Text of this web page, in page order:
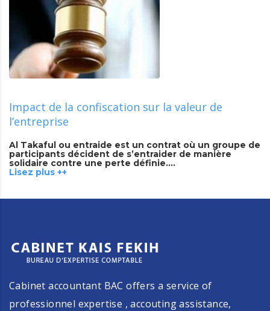
Impact de la confiscation sur la valeur de
l’entreprise
Al Takaful ou entraide est un contrat où un groupe de
participants décident de s’entraider de manière
solidaire contre une perte définie….
Lisez plus ++
Cabinet accountant BAC offers a service of
professionnel expertise , accouting assistance,